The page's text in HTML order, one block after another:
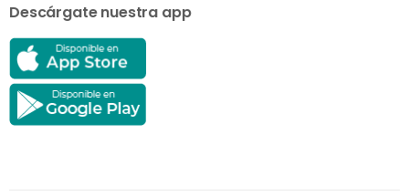
Descárgate nuestra app